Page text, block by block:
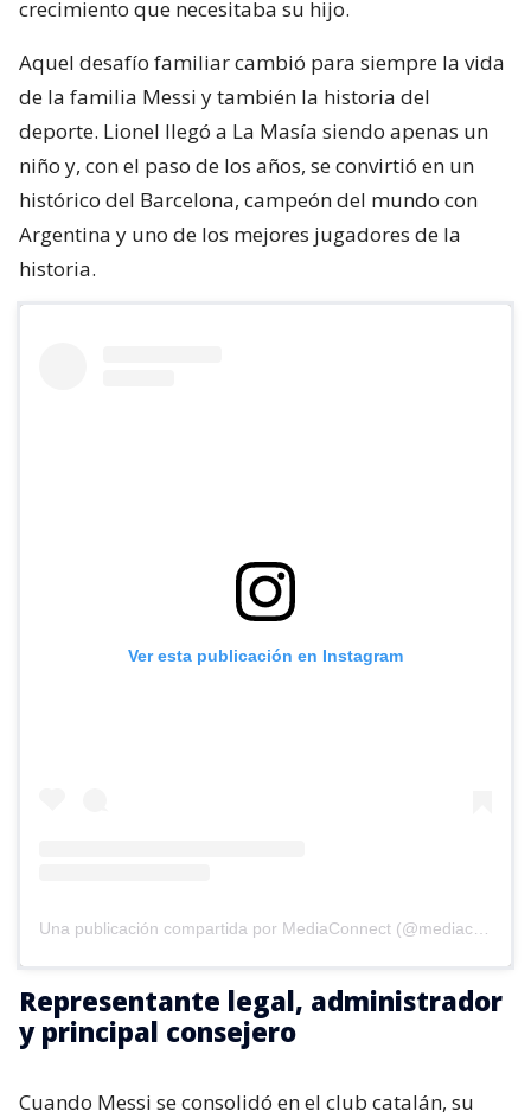
crecimiento que necesitaba su hijo.
Aquel desafío familiar cambió para siempre la vida
de la familia Messi y también la historia del
deporte. Lionel llegó a La Masía siendo apenas un
niño y, con el paso de los años, se convirtió en un
histórico del Barcelona, campeón del mundo con
Argentina y uno de los mejores jugadores de la
historia.
Ver esta publicación en Instagram
Una publicación compartida por MediaConnect (@mediaconnect_ok)
Representante legal, administrador
y principal consejero
Cuando Messi se consolidó en el club catalán, su